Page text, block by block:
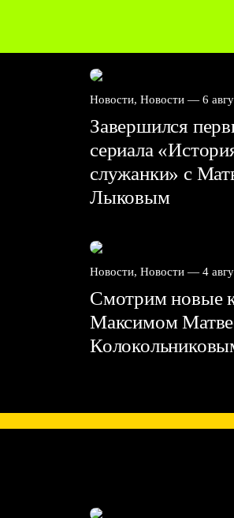
Новости, Новости — 6
Завершился
сериала
служанки» с
Лыковым
Новости, Новости — 4
Смотрим новые
Максимом